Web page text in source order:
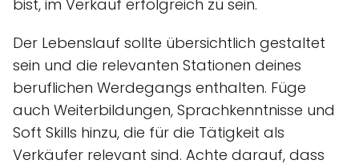
bist, im Verkauf erfolgreich zu sein.
Der Lebenslauf sollte übersichtlich gestaltet
sein und die relevanten Stationen deines
beruflichen Werdegangs enthalten. Füge
auch Weiterbildungen, Sprachkenntnisse und
Soft Skills hinzu, die für die Tätigkeit als
Verkäufer relevant sind. Achte darauf, dass